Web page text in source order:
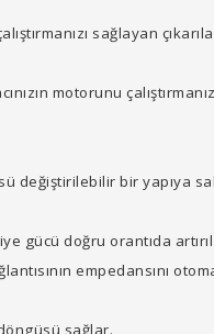
sağlayan
motorunu
değiştirilebilir bir yapıya
gücü doğru orantıda
empedansını
sağlar.